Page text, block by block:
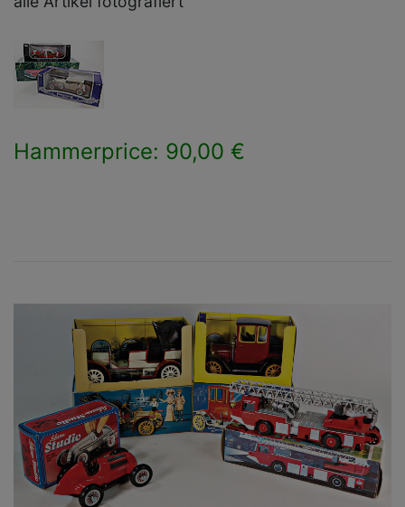
Hammerprice: 90,00 €